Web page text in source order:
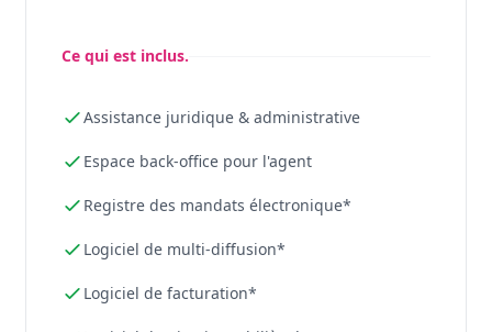
Ce qui est inclus.
Assistance juridique & administrative
Espace back-office pour l'agent
Registre des mandats électronique*
Logiciel de multi-diffusion*
Logiciel de facturation*